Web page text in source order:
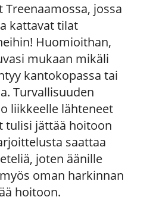
jossa
kattavat tilat
Huomioithan,
mukaan mikäli
kantokopassa tai
Turvallisuuden
liikkeelle lähteneet
tulisi jättää hoitoon
saattaa
joten äänille
oman harkinnan
hoitoon.